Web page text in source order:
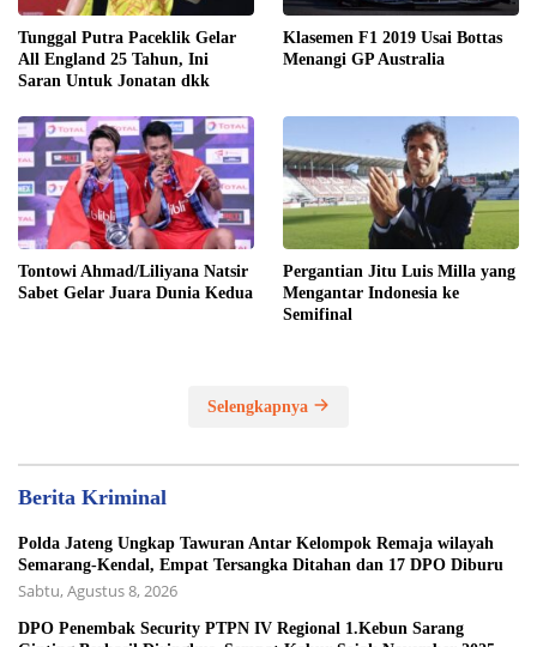
Tunggal Putra Paceklik Gelar
All England 25 Tahun, Ini
Saran Untuk Jonatan dkk
Klasemen F1 2019 Usai Bottas
Menangi GP Australia
Tontowi Ahmad/Liliyana Natsir
Sabet Gelar Juara Dunia Kedua
Pergantian Jitu Luis Milla yang
Mengantar Indonesia ke
Semifinal
Selengkapnya
Berita Kriminal
Polda Jateng Ungkap Tawuran Antar Kelompok Remaja wilayah
Semarang-Kendal, Empat Tersangka Ditahan dan 17 DPO Diburu
Sabtu, Agustus 8, 2026
DPO Penembak Security PTPN IV Regional 1.Kebun Sarang